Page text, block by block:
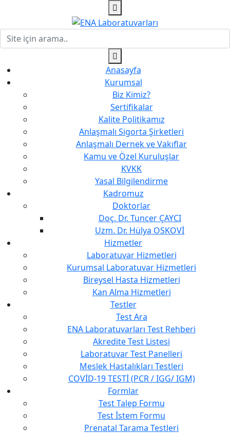
Anasayfa
Kurumsal
Biz Kimiz?
Sertifikalar
Kalite Politikamız
Anlaşmalı Sigorta Şirketleri
Anlaşmalı Dernek ve Vakıflar
Kamu ve Özel Kuruluşlar
KVKK
Yasal Bilgilendirme
Kadromuz
Doktorlar
Doç. Dr. Tuncer ÇAYCI
Uzm. Dr. Hülya OSKOVİ
Hizmetler
Laboratuvar Hizmetleri
Kurumsal Laboratuvar Hizmetleri
Bireysel Hasta Hizmetleri
Kan Alma Hizmetleri
Testler
Test Ara
ENA Laboratuvarları Test Rehberi
Akredite Test Listesi
Laboratuvar Test Panelleri
Meslek Hastalıkları Testleri
COVİD-19 TESTİ (PCR / IGG/ IGM)
Formlar
Test Talep Formu
Test İstem Formu
Prenatal Tarama Testleri